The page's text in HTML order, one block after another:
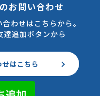
お問い合わせ
わせはこちらから。
達追加ボタンから
はこちら